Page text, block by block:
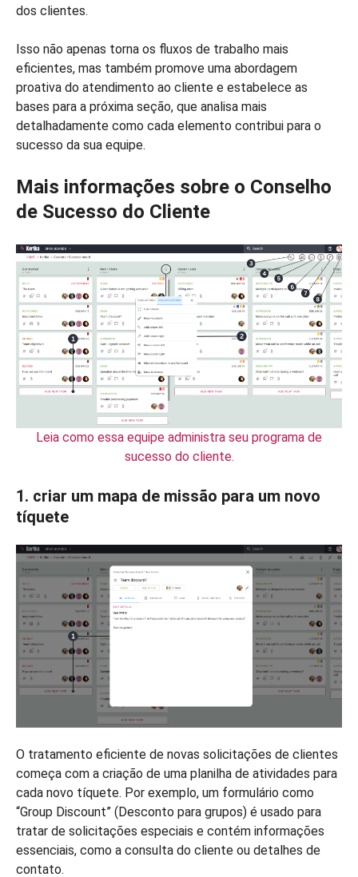
dos clientes.
Isso não apenas torna os fluxos de trabalho mais
eficientes, mas também promove uma abordagem
proativa do atendimento ao cliente e estabelece as
bases para a próxima seção, que analisa mais
detalhadamente como cada elemento contribui para o
sucesso da sua equipe.
Mais informações sobre o Conselho
de Sucesso do Cliente
Leia como essa equipe administra seu programa de
sucesso do cliente.
1. criar um mapa de missão para um novo
tíquete
O tratamento eficiente de novas solicitações de clientes
começa com a criação de uma planilha de atividades para
cada novo tíquete. Por exemplo, um formulário como
“Group Discount” (Desconto para grupos) é usado para
tratar de solicitações especiais e contém informações
essenciais, como a consulta do cliente ou detalhes de
contato.